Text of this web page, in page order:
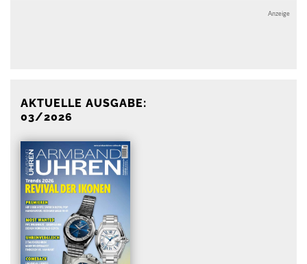
Anzeige
AKTUELLE AUSGABE:
03/2026